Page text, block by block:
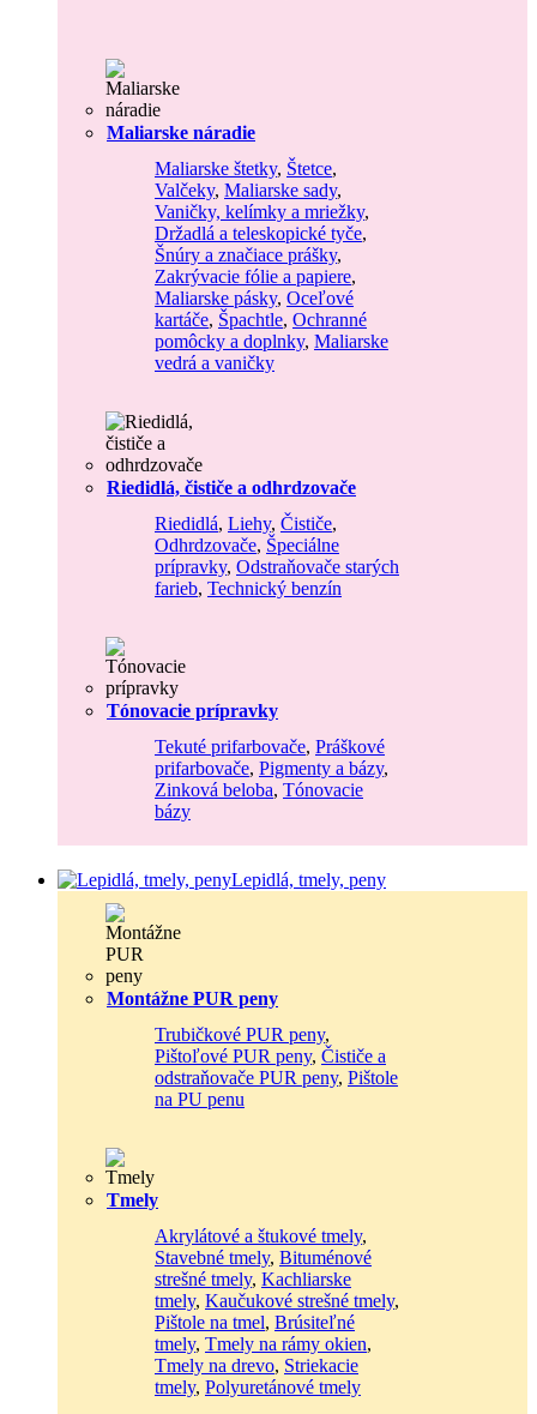
Maliarske náradie
Maliarske štetky, Štetce,
Valčeky, Maliarske sady,
Vaničky, kelímky a mriežky,
Držadlá a teleskopické tyče,
Šnúry a značiace prášky,
Zakrývacie fólie a papiere,
Maliarske pásky, Oceľové
kartáče, Špachtle, Ochranné
pomôcky a doplnky, Maliarske
vedrá a vaničky
Riedidlá, čističe a odhrdzovače
Riedidlá, Liehy, Čističe,
Odhrdzovače, Špeciálne
prípravky, Odstraňovače starých
farieb, Technický benzín
Tónovacie prípravky
Tekuté prifarbovače, Práškové
prifarbovače, Pigmenty a bázy,
Zinková beloba, Tónovacie
bázy
Lepidlá, tmely, peny
Montážne PUR peny
Trubičkové PUR peny,
Pištoľové PUR peny, Čističe a
odstraňovače PUR peny, Pištole
na PU penu
Tmely
Akrylátové a štukové tmely,
Stavebné tmely, Bituménové
strešné tmely, Kachliarske
tmely, Kaučukové strešné tmely,
Pištole na tmel, Brúsiteľné
tmely, Tmely na rámy okien,
Tmely na drevo, Striekacie
tmely, Polyuretánové tmely